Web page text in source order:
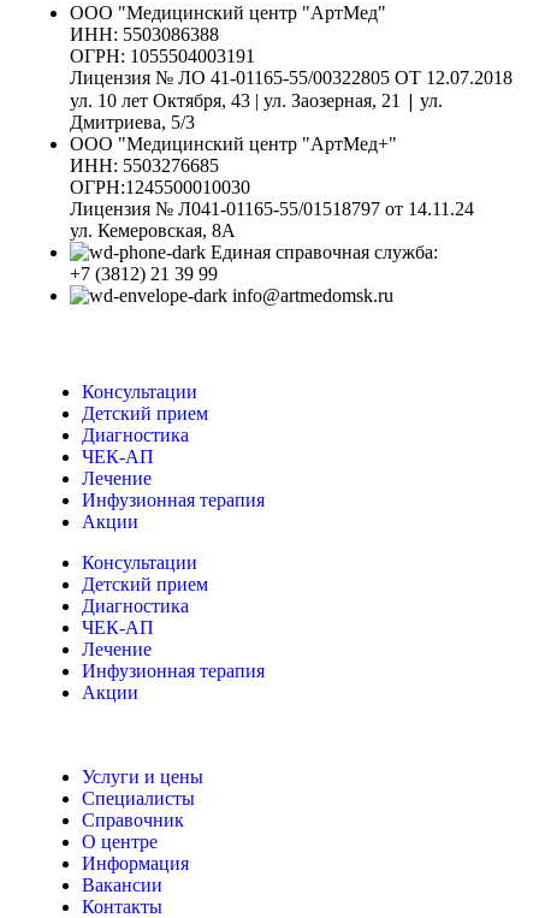
ООО "Медицинский центр "АртМед"
ИНН: 5503086388
ОГРН: 1055504003191
Лицензия № ЛО 41-01165-55/00322805 ОТ 12.07.2018
ул. 10 лет Октября, 43 | ул. Заозерная, 21 | ул.
Дмитриева, 5/3
ООО "Медицинский центр "АртМед+"
ИНН: 5503276685
ОГРН:1245500010030
Лицензия № Л041-01165-55/01518797 от 14.11.24
ул. Кемеровская, 8А
Единая справочная служба:
+7 (3812) 21 39 99
info@artmedomsk.ru
Консультации
Детский прием
Диагностика
ЧЕК-АП
Лечение
Инфузионная терапия
Акции
Консультации
Детский прием
Диагностика
ЧЕК-АП
Лечение
Инфузионная терапия
Акции
Услуги и цены
Специалисты
Справочник
О центре
Информация
Вакансии
Контакты